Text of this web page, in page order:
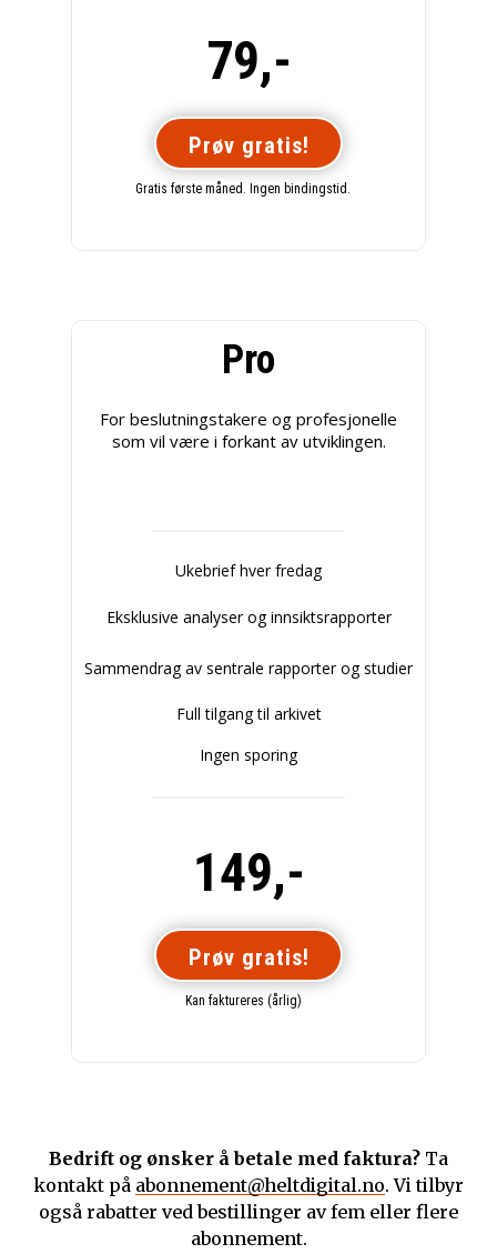
79,-
Prøv gratis!
Gratis første måned. Ingen bindingstid.
Pro
For beslutningstakere og profesjonelle
som vil være i forkant av utviklingen.
Ukebrief hver fredag
Eksklusive analyser og innsiktsrapporter
Sammendrag av sentrale rapporter og studier
Full tilgang til arkivet
Ingen sporing
149,-
Prøv gratis!
Kan faktureres (årlig)
Bedrift og ønsker å betale med faktura? Ta
kontakt på abonnement@heltdigital.no. Vi tilbyr
også rabatter ved bestillinger av fem eller flere
abonnement.